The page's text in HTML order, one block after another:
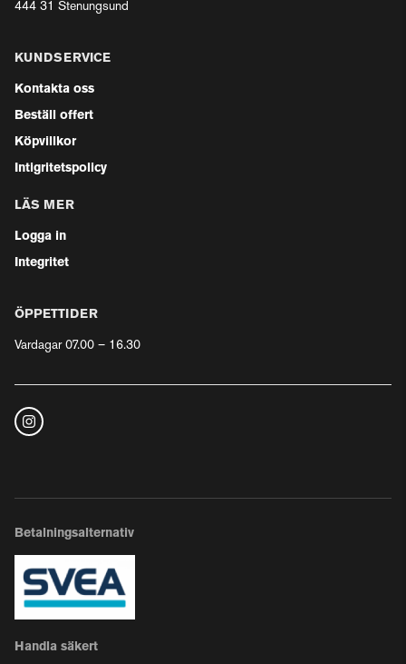
444 31 Stenungsund
KUNDSERVICE
Kontakta oss
Beställ offert
Köpvillkor
Intigritetspolicy
LÄS MER
Logga in
Integritet
ÖPPETTIDER
Vardagar 07.00 – 16.30
Betalningsalternativ
Handla säkert